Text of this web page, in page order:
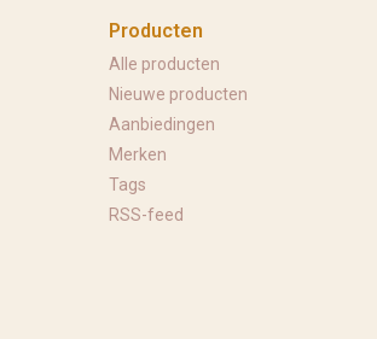
Producten
Alle producten
Nieuwe producten
Aanbiedingen
Merken
Tags
RSS-feed